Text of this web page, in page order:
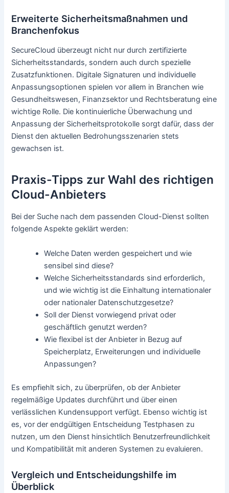
Erweiterte Sicherheitsmaßnahmen und
Branchenfokus
SecureCloud überzeugt nicht nur durch zertifizierte
Sicherheitsstandards, sondern auch durch spezielle
Zusatzfunktionen. Digitale Signaturen und individuelle
Anpassungsoptionen spielen vor allem in Branchen wie
Gesundheitswesen, Finanzsektor und Rechtsberatung eine
wichtige Rolle. Die kontinuierliche Überwachung und
Anpassung der Sicherheitsprotokolle sorgt dafür, dass der
Dienst den aktuellen Bedrohungsszenarien stets
gewachsen ist.
Praxis-Tipps zur Wahl des richtigen
Cloud-Anbieters
Bei der Suche nach dem passenden Cloud-Dienst sollten
folgende Aspekte geklärt werden:
Welche Daten werden gespeichert und wie
sensibel sind diese?
Welche Sicherheitsstandards sind erforderlich,
und wie wichtig ist die Einhaltung internationaler
oder nationaler Datenschutzgesetze?
Soll der Dienst vorwiegend privat oder
geschäftlich genutzt werden?
Wie flexibel ist der Anbieter in Bezug auf
Speicherplatz, Erweiterungen und individuelle
Anpassungen?
Es empfiehlt sich, zu überprüfen, ob der Anbieter
regelmäßige Updates durchführt und über einen
verlässlichen Kundensupport verfügt. Ebenso wichtig ist
es, vor der endgültigen Entscheidung Testphasen zu
nutzen, um den Dienst hinsichtlich Benutzerfreundlichkeit
und Kompatibilität mit anderen Systemen zu evaluieren.
Vergleich und Entscheidungshilfe im
Überblick